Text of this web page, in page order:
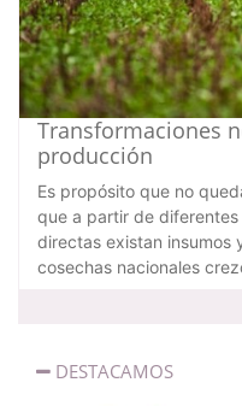
Transformaciones
producción
Es propósito que no
que a partir de
directas existan insumos
cosechas nacionales
DESTACAMOS